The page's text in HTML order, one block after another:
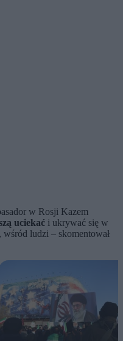
w Rosji Kazem
uciekać i ukrywać się w
wśród ludzi – skomentował